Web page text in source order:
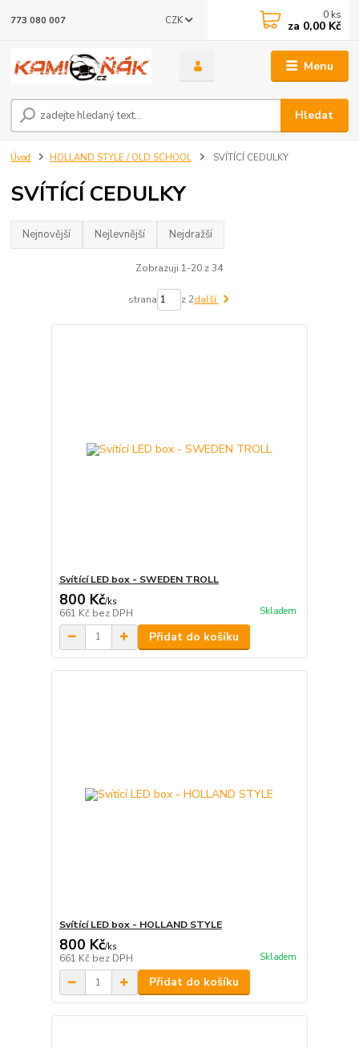
Menu
CZK
Hledat
773 080 007 0 ks
za 0,00 Kč
Úvod HOLLAND STYLE / OLD SCHOOL SVÍTÍCÍ CEDULKY
SVÍTÍCÍ CEDULKY
Nejnovější Nejlevnější Nejdražší
Zobrazuji 1-20 z 34
strana z 2další
Svítící LED box - SWEDEN TROLL
800 Kč/ks
661 Kč bez DPH Skladem
Přidat do košíku
Svítící LED box - HOLLAND STYLE
800 Kč/ks
661 Kč bez DPH Skladem
Přidat do košíku